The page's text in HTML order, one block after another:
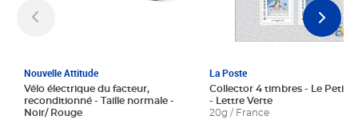
Nouvelle Attitude
Vélo électrique du facteur,
reconditionné - Taille normale -
Noir/ Rouge
La Poste
Collector 4 timbres - Le Petit
- Lettre Verte
20g / France